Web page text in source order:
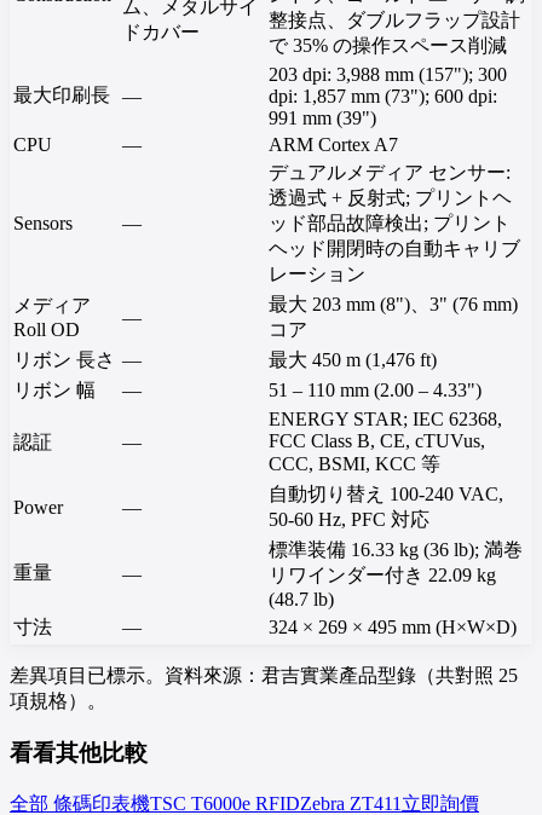
ム、メタルサイ
ドカバー
整接点、ダブルフラップ設計
で 35% の操作スペース削減
最大印刷長 —
203 dpi: 3,988 mm (157"); 300
dpi: 1,857 mm (73"); 600 dpi:
991 mm (39")
CPU
— ARM Cortex A7
Sensors —
デュアルメディア センサー:
透過式 + 反射式; プリントヘ
ッド部品故障検出; プリント
ヘッド開閉時の自動キャリブ
レーション
メディア
Roll OD
—
最大 203 mm (8")、3" (76 mm)
コア
リボン 長さ —
最大 450 m (1,476 ft)
リボン 幅
— 51 – 110 mm (2.00 – 4.33")
認証 —
ENERGY STAR; IEC 62368,
FCC Class B, CE, cTUVus,
CCC, BSMI, KCC 等
Power —
自動切り替え 100-240 VAC,
50-60 Hz, PFC 対応
重量 —
標準装備 16.33 kg (36 lb); 満巻
リワインダー付き 22.09 kg
(48.7 lb)
寸法
— 324 × 269 × 495 mm (H×W×D)
差異項目已標示。資料來源：君吉實業產品型錄（共對照 25
項規格）。
看看其他比較
全部 條碼印表機TSC T6000e RFIDZebra ZT411 立即詢價